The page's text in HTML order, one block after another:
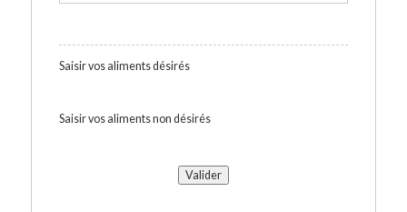
Saisir vos aliments désirés
Saisir vos aliments non désirés